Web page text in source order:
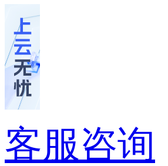
客服咨询